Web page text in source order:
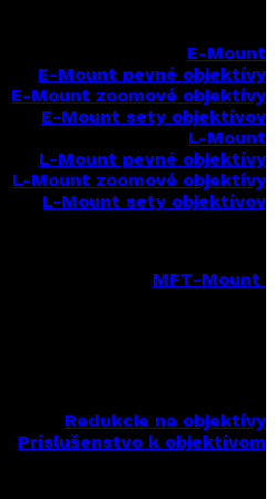
E-Mount
E-Mount pevné objektívy
E-Mount zoomové objektívy
E-Mount sety objektívov
L-Mount
L-Mount pevné objektívy
L-Mount zoomové objektívy
L-Mount sety objektívov
MFT-Mount
Redukcie na objektívy
Príslušenstvo k objektívom